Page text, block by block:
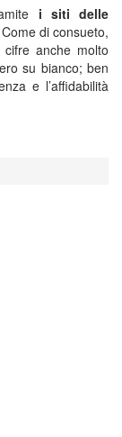
i siti delle
di consueto,
anche molto
su bianco; ben
e l’affidabilità